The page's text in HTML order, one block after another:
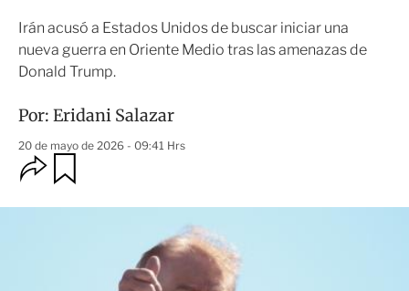
Irán acusó a Estados Unidos de buscar iniciar una
nueva guerra en Oriente Medio tras las amenazas de
Donald Trump.
Por: Eridani Salazar
20 de mayo de 2026 - 09:41 Hrs
O
p
i
r